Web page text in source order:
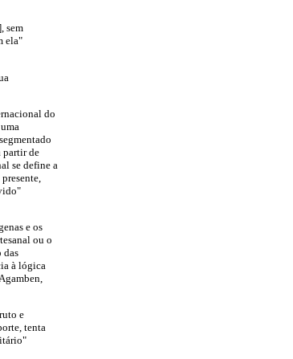
sem
ela"
do
partir de
se define a
e os
ou o
das
à lógica
e
tenta